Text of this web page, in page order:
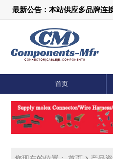
最新公告：本站供应多品牌连
首页